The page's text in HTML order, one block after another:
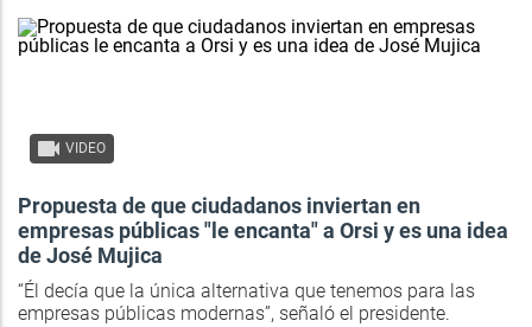
VIDEO
Propuesta de que ciudadanos inviertan en
empresas públicas "le encanta" a Orsi y es una idea
de José Mujica
“Él decía que la única alternativa que tenemos para las
empresas públicas modernas”, señaló el presidente.